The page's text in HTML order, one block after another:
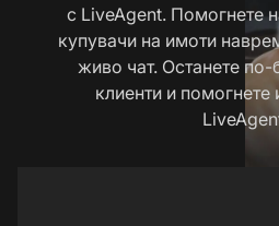
с LiveAgent. Помогнете
купувачи на имоти
живо чат. Останете
клиенти и